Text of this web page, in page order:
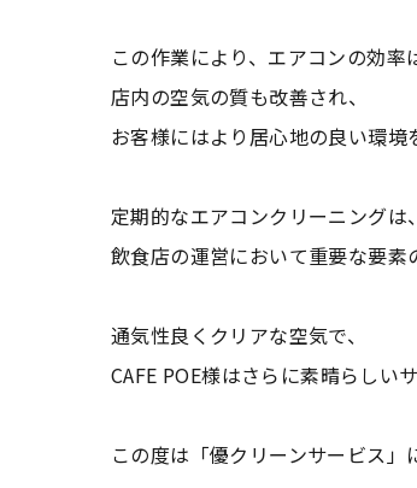
この作業により、エアコンの効率
店内の空気の質も改善され、
お客様にはより居心地の良い環境
定期的なエアコンクリーニングは、
飲食店の運営において重要な要素
通気性良くクリアな空気で、
CAFE POE様はさらに素晴らしい
この度は「優クリーンサービス」